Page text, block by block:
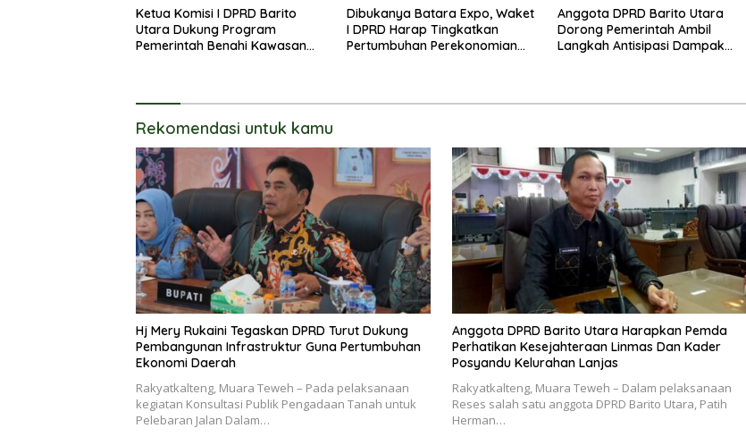
Ketua Komisi I DPRD Barito
Utara Dukung Program
Pemerintah Benahi Kawasan
Dibukanya Batara Expo, Waket
I DPRD Harap Tingkatkan
Pertumbuhan Perekonomian
Anggota DPRD Barito Utara
Dorong Pemerintah Ambil
Langkah Antisipasi Dampak
Rekomendasi untuk kamu
Hj Mery Rukaini Tegaskan DPRD Turut Dukung
Pembangunan Infrastruktur Guna Pertumbuhan
Ekonomi Daerah
Rakyatkalteng, Muara Teweh – Pada pelaksanaan
kegiatan Konsultasi Publik Pengadaan Tanah untuk
Pelebaran Jalan Dalam…
Anggota DPRD Barito Utara Harapkan Pemda
Perhatikan Kesejahteraan Linmas Dan Kader
Posyandu Kelurahan Lanjas
Rakyatkalteng, Muara Teweh – Dalam pelaksanaan
Reses salah satu anggota DPRD Barito Utara, Patih
Herman…